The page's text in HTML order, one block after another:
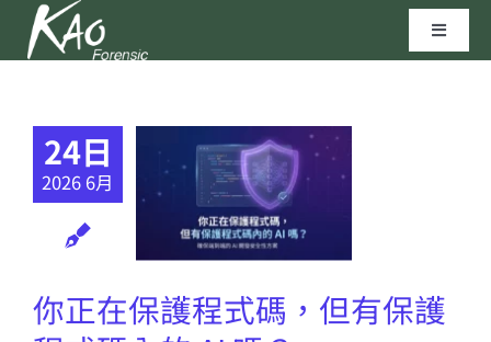
Skip
Toggle
資安實驗室
聯繫我們
高田科技©
24日
2026 6月
你正在保護程式碼，但有保護